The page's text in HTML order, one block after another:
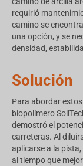
requirió
camino se
una opción, y se
densidad,
Solución
Para abordar
biopolímero
demostró el
carreteras. Al
aplicarse a la
al tiempo que